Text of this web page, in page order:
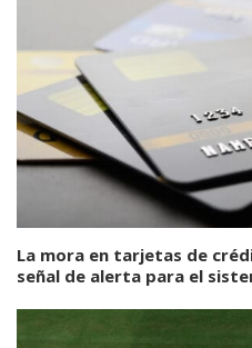
La mora en tarjetas de
señal de alerta para el